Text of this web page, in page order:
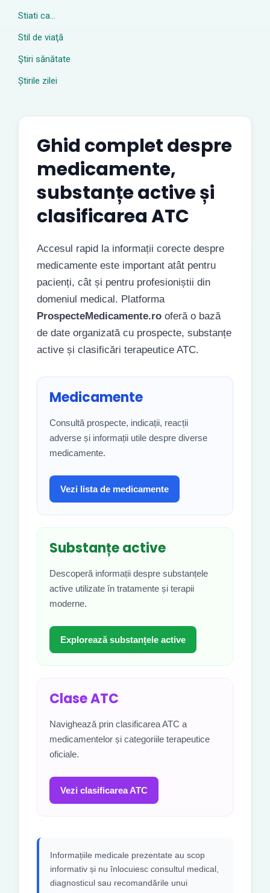
Stiati ca…
Stil de viaţă
Ştiri sănătate
Știrile zilei
Ghid complet despre
medicamente,
substanțe active și
clasificarea ATC
Accesul rapid la informații corecte despre
medicamente este important atât pentru
pacienți, cât și pentru profesioniștii din
domeniul medical. Platforma
ProspecteMedicamente.ro oferă o bază
de date organizată cu prospecte, substanțe
active și clasificări terapeutice ATC.
Medicamente
Consultă prospecte, indicații, reacții
adverse și informații utile despre diverse
medicamente.
Vezi lista de medicamente
Substanțe active
Descoperă informații despre substanțele
active utilizate în tratamente și terapii
moderne.
Explorează substanțele active
Clase ATC
Navighează prin clasificarea ATC a
medicamentelor și categoriile terapeutice
oficiale.
Vezi clasificarea ATC
Informațiile medicale prezentate au scop
informativ și nu înlocuiesc consultul medical,
diagnosticul sau recomandările unui